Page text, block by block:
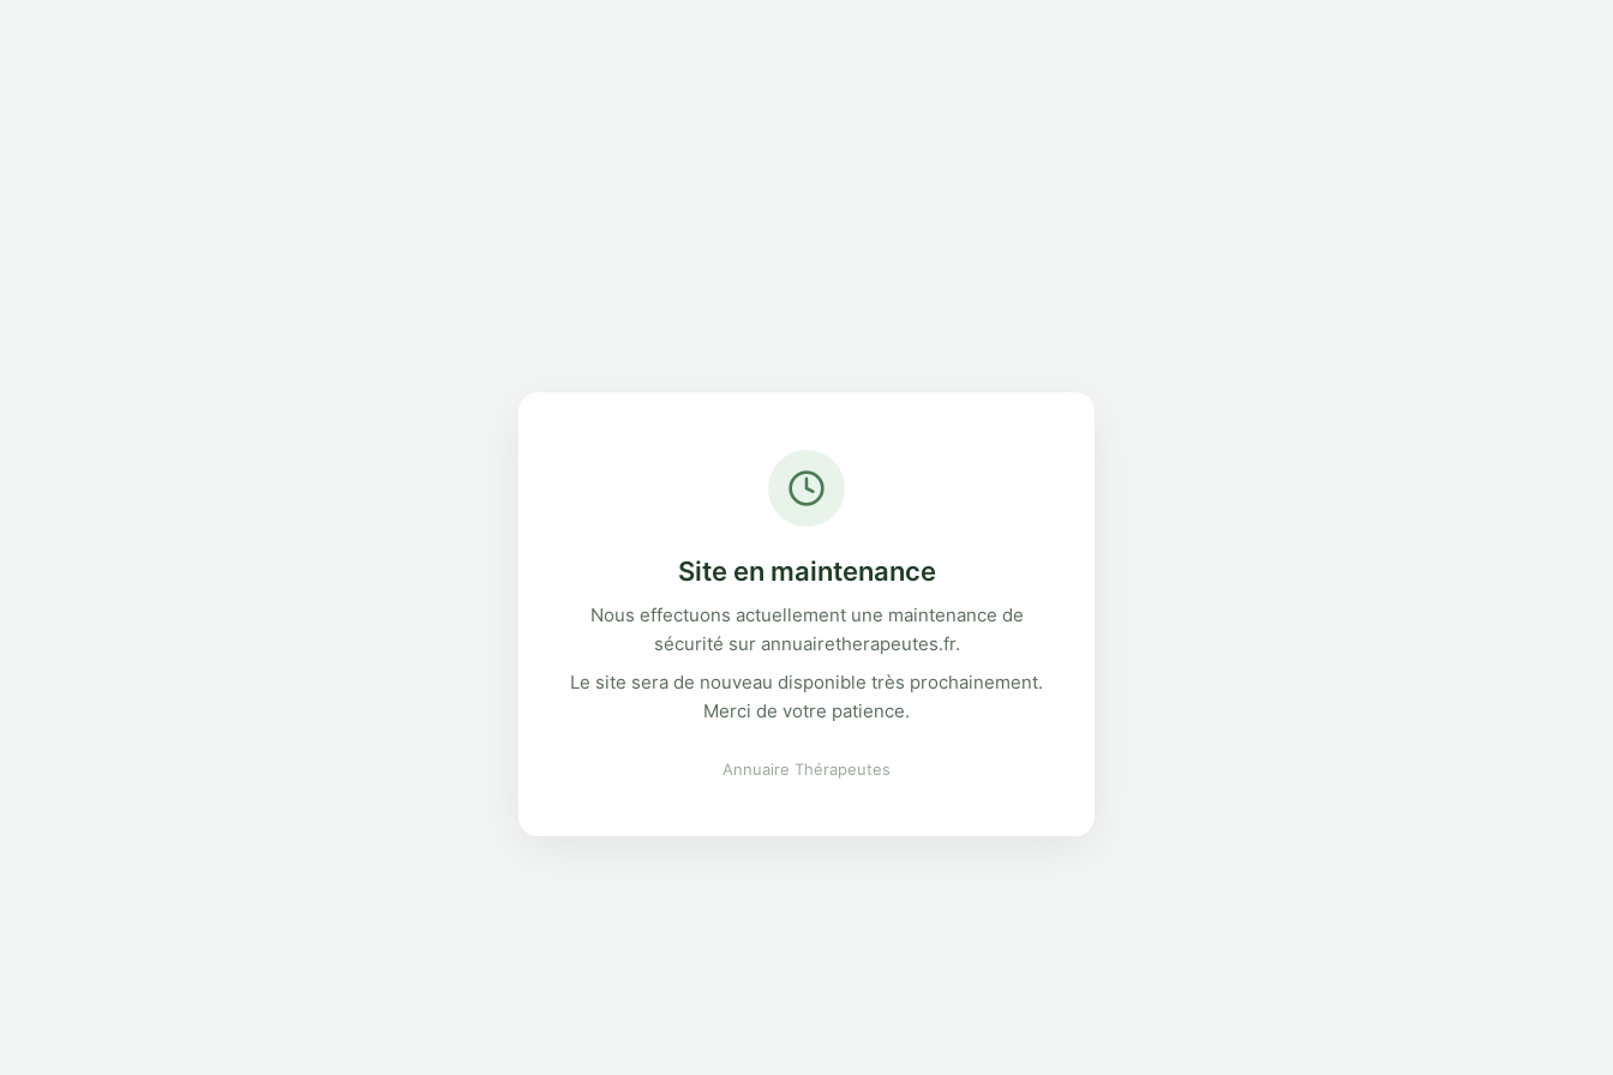
Site en maintenance
Nous effectuons actuellement une maintenance de
sécurité sur annuairetherapeutes.fr.
Le site sera de nouveau disponible très prochainement.
Merci de votre patience.
Annuaire Thérapeutes